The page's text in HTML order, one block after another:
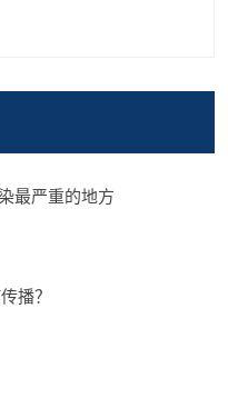
最严重的地方
播？